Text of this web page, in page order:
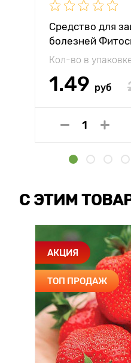
Средство для
болезней
Кол-во в
1.49 руб
С ЭТИМ
АКЦИЯ
ТОП ПРОДАЖ